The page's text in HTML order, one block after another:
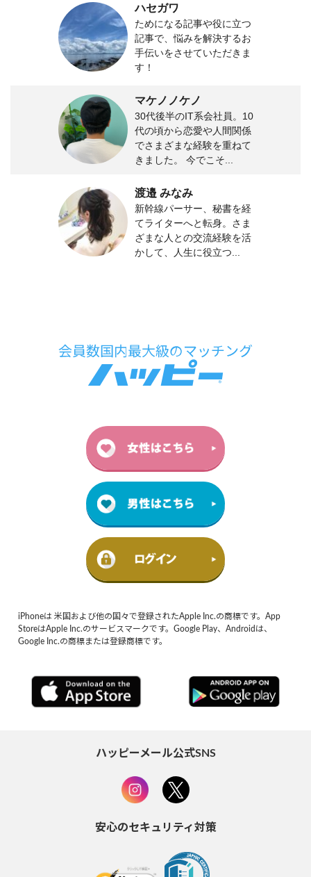
ハセガワ
ためになる記事や役に立つ
記事で、悩みを解決するお
手伝いをさせていただきま
す！
マケノノケノ
30代後半のIT系会社員。10
代の頃から恋愛や人間関係
でさまざまな経験を重ねて
きました。 今でこそ...
渡邉 みなみ
新幹線パーサー、秘書を経
てライターへと転身。さま
ざまな人との交流経験を活
かして、人生に役立つ...
iPhoneは 米国および他の国々で登録されたApple Inc.の商標です。App
StoreはApple Inc.のサービスマークです。Google Play、Androidは、
Google Inc.の商標または登録商標です。
ハッピーメール公式SNS
安心のセキュリティ対策